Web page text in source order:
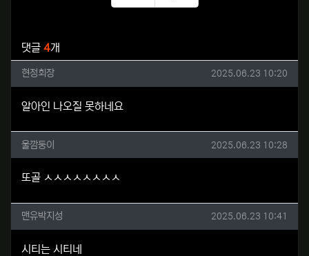
추천
비추천
댓글 4개
현정회장님의 댓글
현정회장 작성일
2025.06.23 10:20
알아인 나오질 못하네요
울깜둥이님의 댓글
울깜둥이 작성일
2025.06.23 10:28
또골 ㅅㅅㅅㅅㅅㅅㅅㅅ
맨유박지성님의 댓글
맨유박지성 작성일
2025.06.23 10:41
시티는 시티네